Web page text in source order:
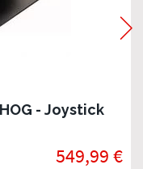
- Joystick
549,99 €